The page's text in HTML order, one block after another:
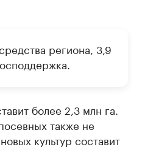
региона, 3,9
более 2,3 млн га.
также не
культур составит